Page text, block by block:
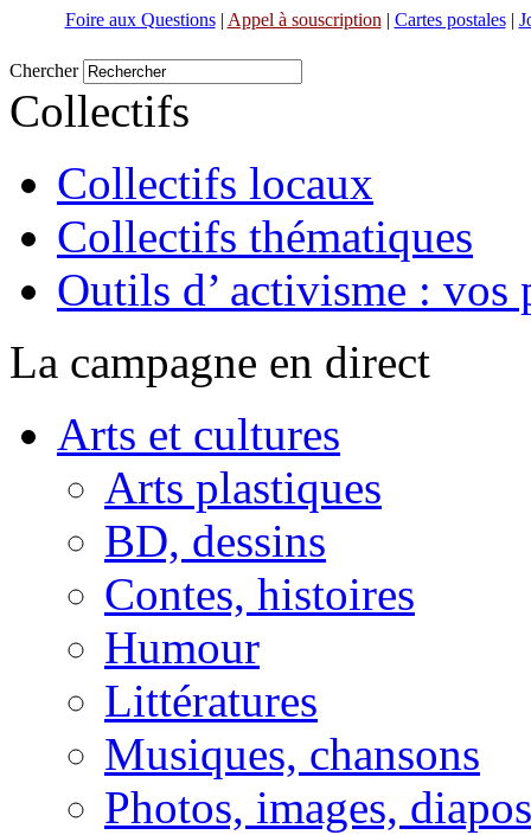
Foire aux Questions| Appel à souscription | Cartes postales|
Chercher
Collectifs
Collectifs locaux
Collectifs thématiques
Outils d’ activisme : vos
La campagne en direct
Arts et cultures
Arts plastiques
BD, dessins
Contes, histoires
Humour
Littératures
Musiques, chansons
Photos, images, diapos